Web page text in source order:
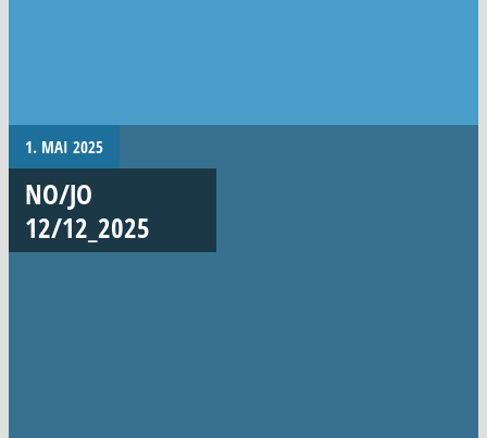
1. MAI 2025
NO/JO
12/12_2025